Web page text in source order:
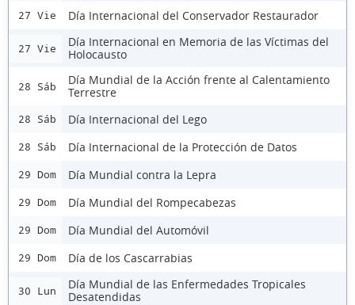
27 Vie Día Internacional del Conservador Restaurador
27 Vie
Día Internacional en Memoria de las Víctimas del
Holocausto
28 Sáb
Día Mundial de la Acción frente al Calentamiento
Terrestre
28 Sáb Día Internacional del Lego
28 Sáb Día Internacional de la Protección de Datos
29 Dom Día Mundial contra la Lepra
29 Dom Día Mundial del Rompecabezas
29 Dom Día Mundial del Automóvil
29 Dom Día de los Cascarrabias
30 Lun
Día Mundial de las Enfermedades Tropicales
Desatendidas